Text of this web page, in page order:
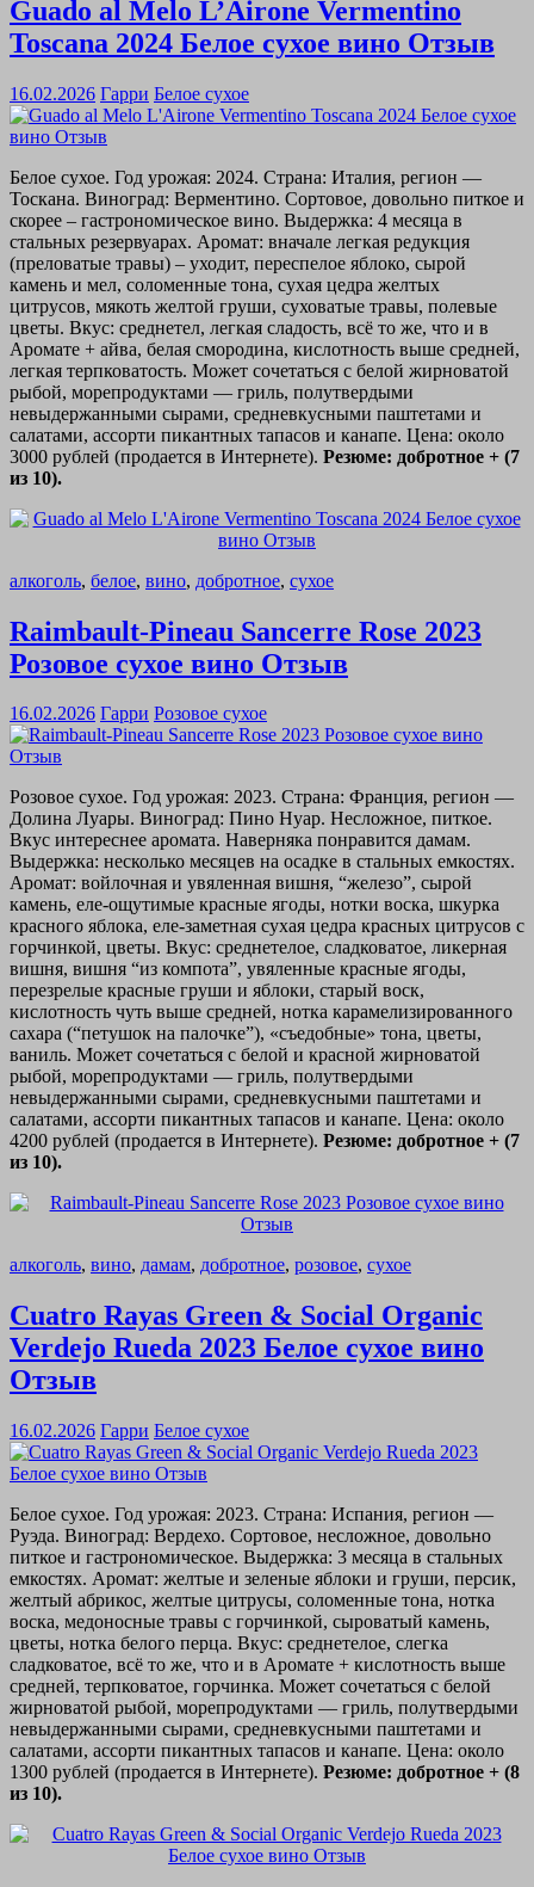
Guado al Melo L’Airone Vermentino
Toscana 2024 Белое сухое вино Отзыв
16.02.2026 Гарри Белое сухое
Белое сухое. Год урожая: 2024. Страна: Италия, регион —
Тоскана. Виноград: Верментино. Сортовое, довольно питкое и
скорее – гастрономическое вино. Выдержка: 4 месяца в
стальных резервуарах. Аромат: вначале легкая редукция
(преловатые травы) – уходит, переспелое яблоко, сырой
камень и мел, соломенные тона, сухая цедра желтых
цитрусов, мякоть желтой груши, суховатые травы, полевые
цветы. Вкус: среднетел, легкая сладость, всё то же, что и в
Аромате + айва, белая смородина, кислотность выше средней,
легкая терпковатость. Может сочетаться с белой жирноватой
рыбой, морепродуктами — гриль, полутвердыми
невыдержанными сырами, средневкусными паштетами и
салатами, ассорти пикантных тапасов и канапе. Цена: около
3000 рублей (продается в Интернете). Резюме: добротное + (7
из 10).
алкоголь, белое, вино, добротное, сухое
Raimbault-Pineau Sancerre Rose 2023
Розовое сухое вино Отзыв
16.02.2026 Гарри Розовое сухое
Розовое сухое. Год урожая: 2023. Страна: Франция, регион —
Долина Луары. Виноград: Пино Нуар. Несложное, питкое.
Вкус интереснее аромата. Наверняка понравится дамам.
Выдержка: несколько месяцев на осадке в стальных емкостях.
Аромат: войлочная и увяленная вишня, “железо”, сырой
камень, еле-ощутимые красные ягоды, нотки воска, шкурка
красного яблока, еле-заметная сухая цедра красных цитрусов с
горчинкой, цветы. Вкус: среднетелое, сладковатое, ликерная
вишня, вишня “из компота”, увяленные красные ягоды,
перезрелые красные груши и яблоки, старый воск,
кислотность чуть выше средней, нотка карамелизированного
сахара (“петушок на палочке”), «съедобные» тона, цветы,
ваниль. Может сочетаться с белой и красной жирноватой
рыбой, морепродуктами — гриль, полутвердыми
невыдержанными сырами, средневкусными паштетами и
салатами, ассорти пикантных тапасов и канапе. Цена: около
4200 рублей (продается в Интернете). Резюме: добротное + (7
из 10).
алкоголь, вино, дамам, добротное, розовое, сухое
Cuatro Rayas Green & Social Organic
Verdejo Rueda 2023 Белое сухое вино
Отзыв
16.02.2026 Гарри Белое сухое
Белое сухое. Год урожая: 2023. Страна: Испания, регион —
Руэда. Виноград: Вердехо. Сортовое, несложное, довольно
питкое и гастрономическое. Выдержка: 3 месяца в стальных
емкостях. Аромат: желтые и зеленые яблоки и груши, персик,
желтый абрикос, желтые цитрусы, соломенные тона, нотка
воска, медоносные травы с горчинкой, сыроватый камень,
цветы, нотка белого перца. Вкус: среднетелое, слегка
сладковатое, всё то же, что и в Аромате + кислотность выше
средней, терпковатое, горчинка. Может сочетаться с белой
жирноватой рыбой, морепродуктами — гриль, полутвердыми
невыдержанными сырами, средневкусными паштетами и
салатами, ассорти пикантных тапасов и канапе. Цена: около
1300 рублей (продается в Интернете). Резюме: добротное + (8
из 10).